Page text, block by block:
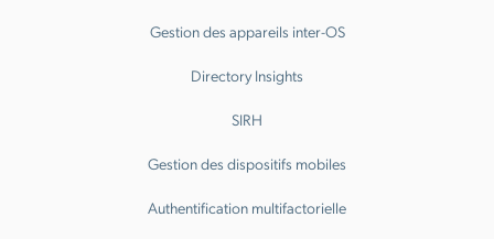
Gestion des appareils inter-OS
Directory Insights
SIRH
Gestion des dispositifs mobiles
Authentification multifactorielle